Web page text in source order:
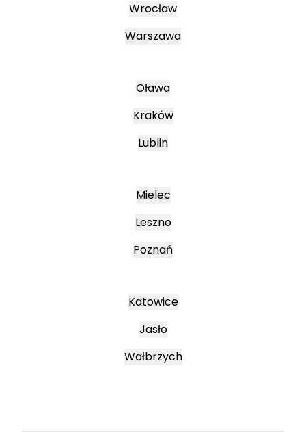
Wrocław
Warszawa
Oława
Kraków
Lublin
Mielec
Leszno
Poznań
Katowice
Jasło
Wałbrzych